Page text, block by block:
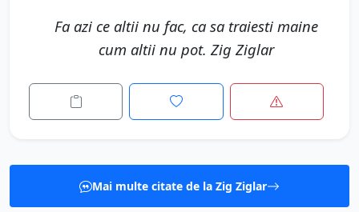
Fa azi ce altii nu fac, ca sa traiesti maine
cum altii nu pot. Zig Ziglar
Mai multe citate de la Zig Ziglar